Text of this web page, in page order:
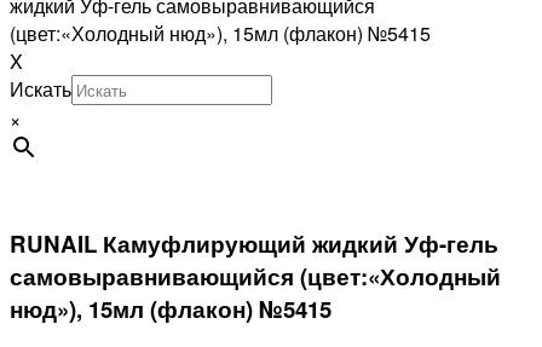
(цвет:«Холодный нюд»), 15мл (флакон) №5415
X
Искать
×
RUNAIL Камуфлирующий жидкий Уф-гель
самовыравнивающийся (цвет:«Холодный
нюд»), 15мл (флакон) №5415